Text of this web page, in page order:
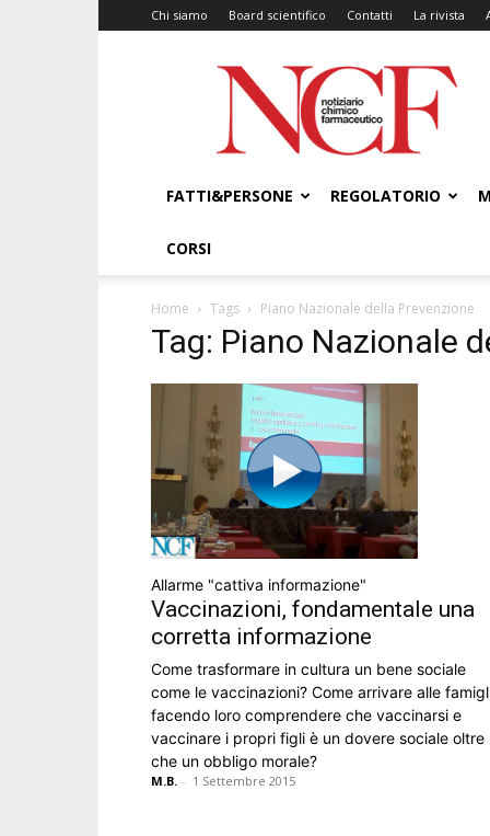
Chi siamo Board scientifico Contatti La rivista
NCF
–
Notiziario
Chimico
FATTI&PERSONE
REGOLATORIO
CORSI
Home Tags Piano Nazionale della Prevenzione
Tag: Piano Nazionale
Allarme "cattiva informazione"
Vaccinazioni, fondamentale una
corretta informazione
Come trasformare in cultura un bene sociale
come le vaccinazioni? Come arrivare alle
facendo loro comprendere che vaccinarsi e
vaccinare i propri figli è un dovere sociale oltre
che un obbligo morale?
M.B. - 1 Settembre 2015